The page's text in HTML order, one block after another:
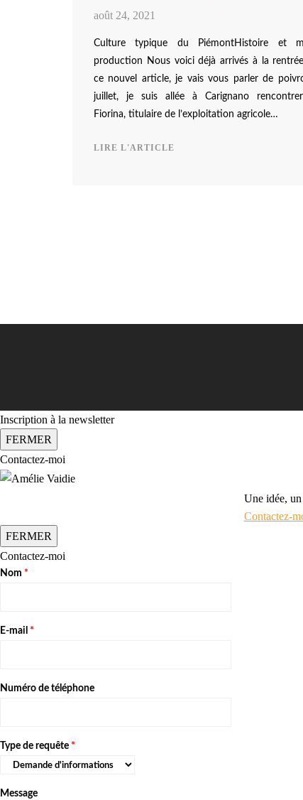
août 24, 2021
Culture typique du PiémontHistoire et
production Nous voici déjà arrivés à la
ce nouvel article, je vais vous parler de
juillet, je suis allée à Carignano
Fiorina, titulaire de l’exploitation agricole…
LIRE L'ARTICLE
Inscription à la newsletter
FERMER
Contactez-moi
Une idée,
Contactez-
FERMER
Contactez-moi
Nom *
E-mail *
Numéro de téléphone
Type de requête *
Message